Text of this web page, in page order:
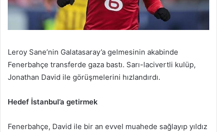
Leroy Sane’nin Galatasaray’a gelmesinin akabinde
Fenerbahçe transferde gaza bastı. Sarı-lacivertli kulüp,
Jonathan David ile görüşmelerini hızlandırdı.
Hedef İstanbul’a getirmek
Fenerbahçe, David ile bir an evvel muahede sağlayıp yıldız